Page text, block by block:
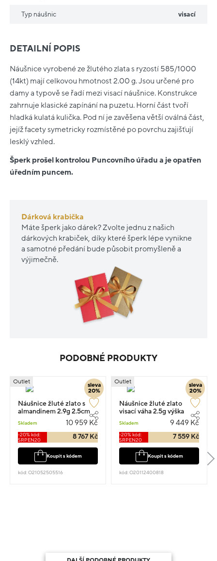
DETAILNÍ POPIS
Náušnice vyrobené ze žlutého zlata s ryzostí 585/1000
(14kt) mají celkovou hmotnost 2.00 g. Jsou určené pro
damy a typově se řadí mezi visací náušnice. Konstrukce
zahrnuje klasické zapínání na puzetu. Horní část tvoří
hladká kulatá kulička. Pod ní je zavěšena větší oválná část,
jejíž facety symetricky rozmístěné po povrchu zajišťují
lesklý vzhled.
Šperk prošel kontrolou Puncovního úřadu a je opatřen
úředním puncem.
Dárková krabička
Máte šperk jako dárek? Zvolte jednu z našich
dárkových krabiček, díky které šperk lépe vynikne
a samotné předání bude působit promyšleně a
výjimečně.
Typ náušnic visací
PODOBNÉ PRODUKTY
sleva
20%
Outlet
Náušnice žluté zlato s
almandinem 2.9g 2.5cm
Skladem 10 959 Kč
-20% kód:
SRPEN20
8 767 Kč
Koupit s kódem
kód: O21052505516
sleva
20%
Outlet
Náušnice žluté zlato
visací váha 2.5g výška
Skladem 9 449 Kč
-20% kód:
SRPEN20
7 559 Kč
Koupit s kódem
kód: O20112400818